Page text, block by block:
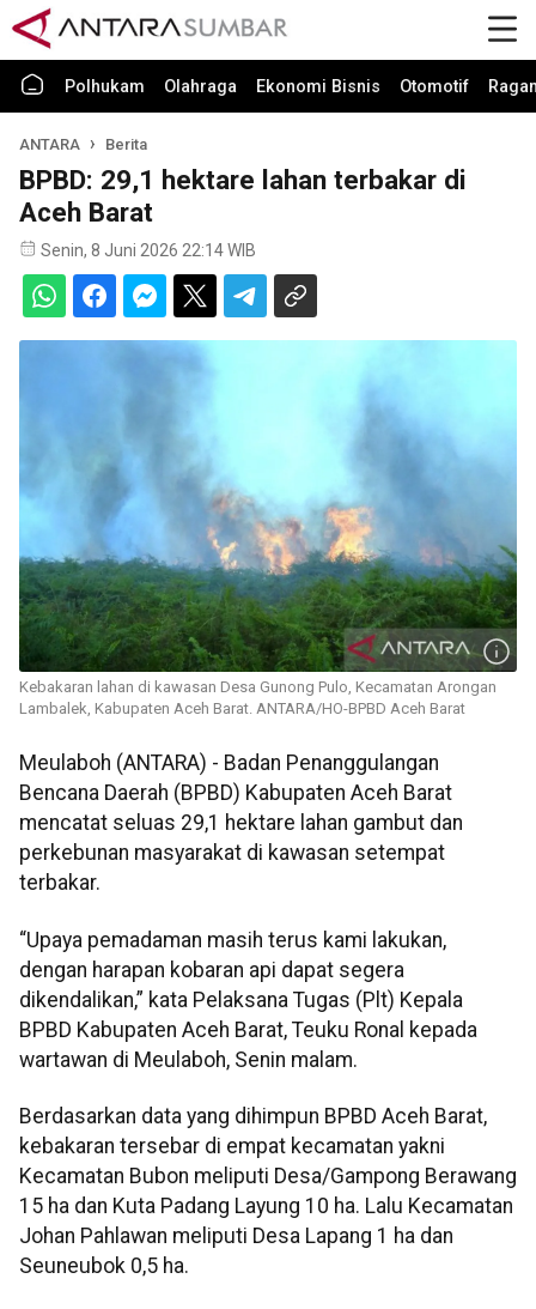
Polhukam Olahraga Ekonomi Bisnis Otomotif
ANTARA Berita
BPBD: 29,1 hektare lahan terbakar di
Aceh Barat
Senin, 8 Juni 2026 22:14 WIB
Kebakaran lahan di kawasan Desa Gunong Pulo, Kecamatan Arongan
Lambalek, Kabupaten Aceh Barat. ANTARA/HO-BPBD Aceh Barat
Meulaboh (ANTARA) - Badan Penanggulangan
Bencana Daerah (BPBD) Kabupaten Aceh Barat
mencatat seluas 29,1 hektare lahan gambut dan
perkebunan masyarakat di kawasan setempat
terbakar.
“Upaya pemadaman masih terus kami lakukan,
dengan harapan kobaran api dapat segera
dikendalikan,” kata Pelaksana Tugas (Plt) Kepala
BPBD Kabupaten Aceh Barat, Teuku Ronal kepada
wartawan di Meulaboh, Senin malam.
Berdasarkan data yang dihimpun BPBD Aceh Barat,
kebakaran tersebar di empat kecamatan yakni
Kecamatan Bubon meliputi Desa/Gampong Berawang
15 ha dan Kuta Padang Layung 10 ha. Lalu Kecamatan
Johan Pahlawan meliputi Desa Lapang 1 ha dan
Seuneubok 0,5 ha.